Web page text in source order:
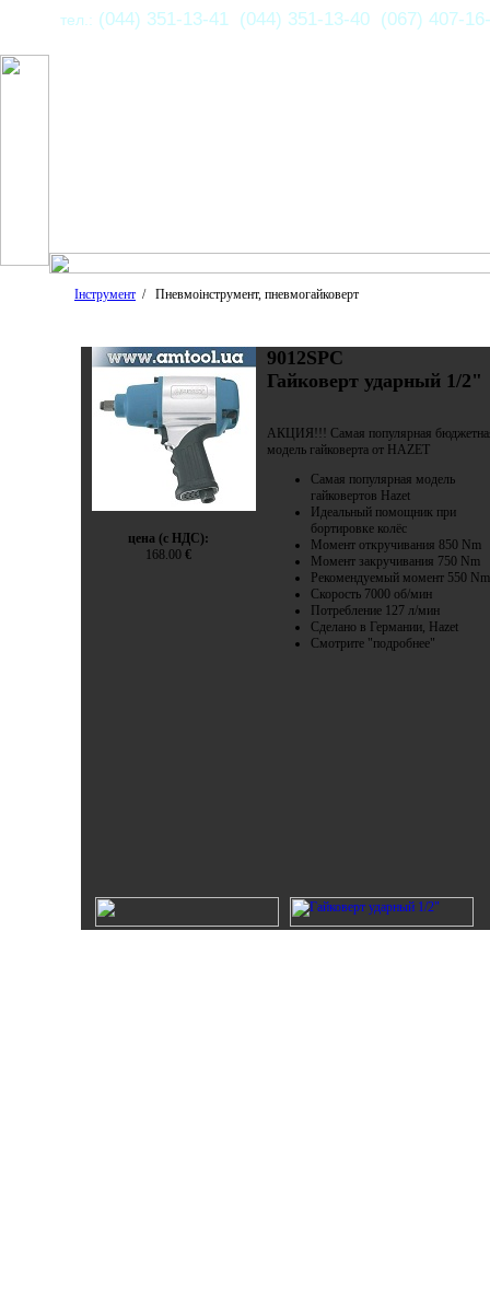
тел.: (044) 351-13-41 (044) 351-13-40 (067) 407-
Інструмент / Пневмоінструмент, пневмогайковерт
цена (с НДС):
168.00 €
9012SPC
Гайковерт ударный 1/2"
АКЦИЯ!!! Самая популярная
модель гайковерта от HAZET
Самая популярная модель
гайковертов Hazet
Идеальный помощник при
бортировке колёс
Момент откручивания 850 Nm
Момент закручивания 750 Nm
Рекомендуемый момент 550 Nm
Скорость 7000 об/мин
Потребление 127 л/мин
Сделано в Германии, Hazet
Смотрите "подробнее"